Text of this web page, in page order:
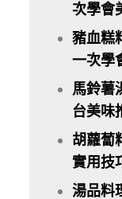
次學會
豬血糕
一次學
馬鈴薯
台美味
胡蘿蔔
實用技
湯品料